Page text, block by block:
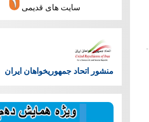
سایت های قدیمی
منشور اتحاد جمهوریخواهان ایران